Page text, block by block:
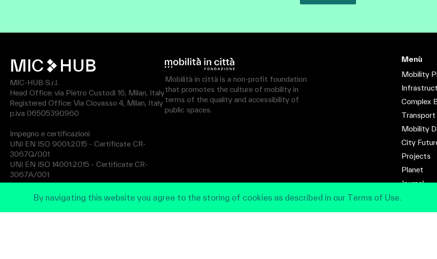
MIC HUB
MIC-HUB S.r.l.
Head Office: via Pietro Custodi 16, Milan, Italy
Registered Office: Via Ciovasso 4, Milan, Italy
p.iva 06505390960
Impegno e certificazioni
UNI EN ISO 9001:2015 - Certificate CR-
3067Q/001
UNI EN ISO 14001:2015 - Certificate CR-
3067A/001
Mobilità in città is a non-profit foundation
that promotes the culture of mobility in
terms of the quality and accessibility of
public spaces.
Menù
Mobility
Complex
Transport
Mobility
City
Projects
Planet
Journal
By navigating this website you agree to the storing of cookies as described in our Terms of Use.